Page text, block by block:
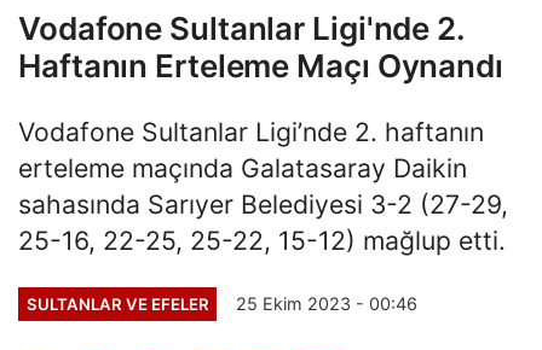
Vodafone Sultanlar Ligi'nde 2.
Haftanın Erteleme Maçı Oynandı
Vodafone Sultanlar Ligi’nde 2. haftanın
erteleme maçında Galatasaray Daikin
sahasında Sarıyer Belediyesi 3-2 (27-29,
25-16, 22-25, 25-22, 15-12) mağlup etti.
SULTANLAR VE EFELER 25 Ekim 2023 - 00:46